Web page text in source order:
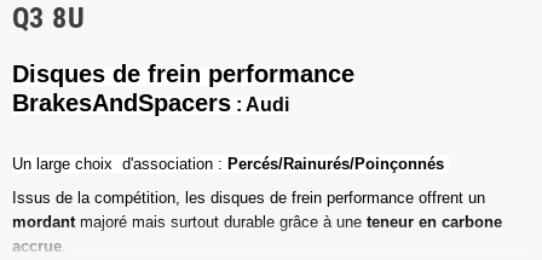
Q3 8U
Disques de frein performance
BrakesAndSpacers : Audi
Un l arge choix d'association : Percés/Rainurés/Poinçonnés
Issus de la compétition, les disques de frein performance offrent un
mordant majoré mais surtout durable grâce à une teneur en carbone
accrue.